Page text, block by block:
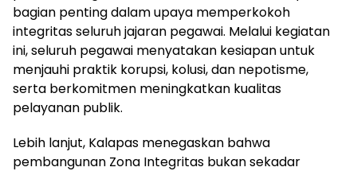
bagian penting dalam upaya memperkokoh
integritas seluruh jajaran pegawai. Melalui kegiatan
ini, seluruh pegawai menyatakan kesiapan untuk
menjauhi praktik korupsi, kolusi, dan nepotisme,
serta berkomitmen meningkatkan kualitas
pelayanan publik.
Lebih lanjut, Kalapas menegaskan bahwa
pembangunan Zona Integritas bukan sekadar